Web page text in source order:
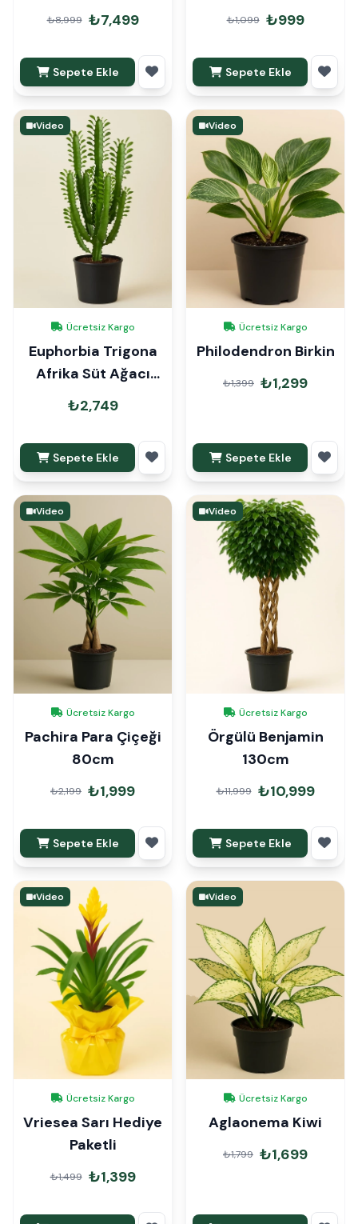
Mons Çubuklu İthal
₺8,999 ₺7,499
Sepete Ekle
40cm
₺1,099 ₺999
Sepete Ekle
Video
Ücretsiz Kargo
Euphorbia Trigona
Afrika Süt Ağacı
100cm
₺2,749
Sepete Ekle
Video
Ücretsiz Kargo
Philodendron Birkin
₺1,399 ₺1,299
Sepete Ekle
Video
Ücretsiz Kargo
Pachira Para Çiçeği
80cm
₺2,199 ₺1,999
Sepete Ekle
Video
Ücretsiz Kargo
Örgülü Benjamin
130cm
₺11,999 ₺10,999
Sepete Ekle
Video
Ücretsiz Kargo
Vriesea Sarı Hediye
Paketli
₺1,499 ₺1,399
Video
Ücretsiz Kargo
Aglaonema Kiwi
₺1,799 ₺1,699